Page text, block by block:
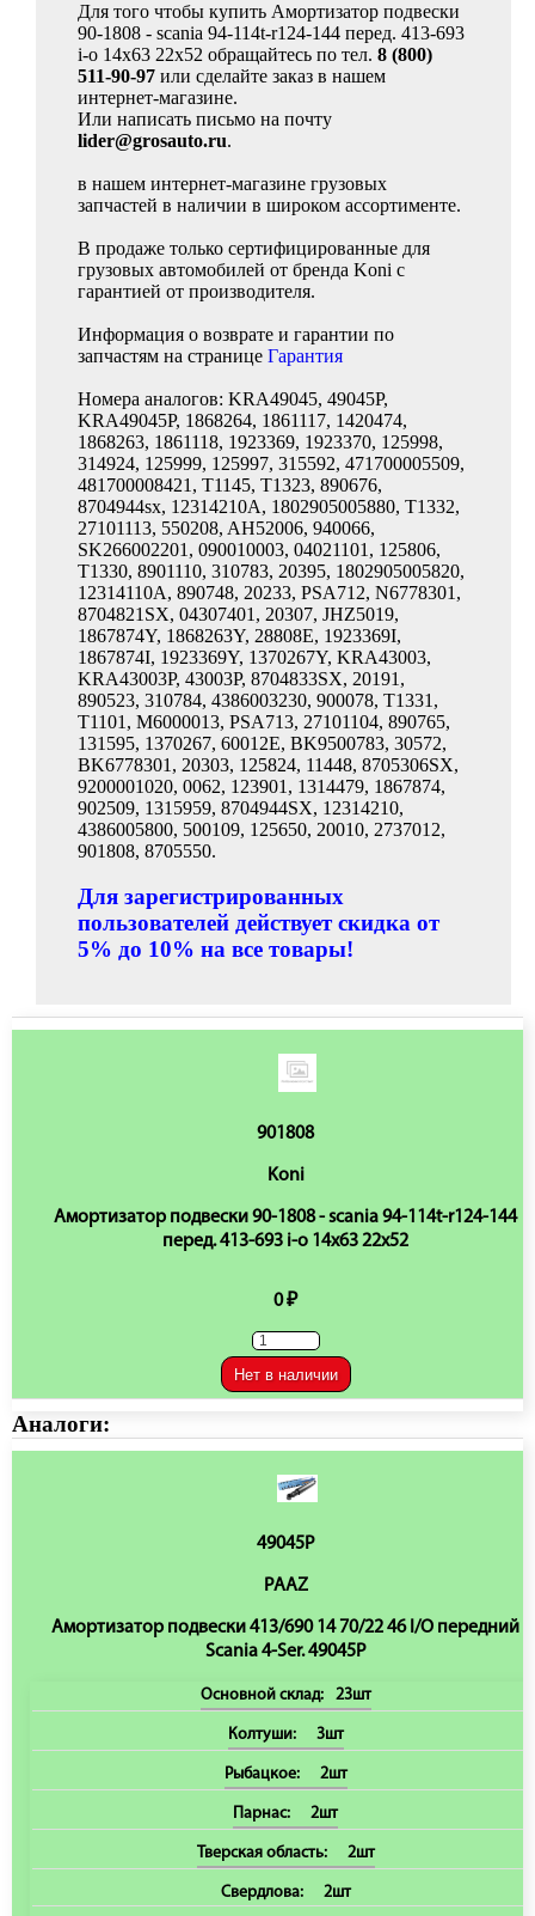
Для того чтобы купить Амортизатор подвески
90-1808 - scania 94-114t-r124-144 перед. 413-693
i-o 14x63 22x52 обращайтесь по тел. 8 (800)
511-90-97 или сделайте заказ в нашем
интернет-магазине.
Или написать письмо на почту
lider@grosauto.ru.
в нашем интернет-магазине грузовых
запчастей в наличии в широком ассортименте.
В продаже только сертифицированные для
грузовых автомобилей от бренда Koni с
гарантией от производителя.
Информация о возврате и гарантии по
запчастям на странице Гарантия
Номера аналогов: KRA49045, 49045P,
KRA49045P, 1868264, 1861117, 1420474,
1868263, 1861118, 1923369, 1923370, 125998,
314924, 125999, 125997, 315592, 471700005509,
481700008421, T1145, T1323, 890676,
8704944sx, 12314210A, 1802905005880, T1332,
27101113, 550208, AH52006, 940066,
SK266002201, 090010003, 04021101, 125806,
T1330, 8901110, 310783, 20395, 1802905005820,
12314110A, 890748, 20233, PSA712, N6778301,
8704821SX, 04307401, 20307, JHZ5019,
1867874Y, 1868263Y, 28808E, 1923369I,
1867874I, 1923369Y, 1370267Y, KRA43003,
KRA43003P, 43003P, 8704833SX, 20191,
890523, 310784, 4386003230, 900078, T1331,
T1101, M6000013, PSA713, 27101104, 890765,
131595, 1370267, 60012E, BK9500783, 30572,
BK6778301, 20303, 125824, 11448, 8705306SX,
9200001020, 0062, 123901, 1314479, 1867874,
902509, 1315959, 8704944SX, 12314210,
4386005800, 500109, 125650, 20010, 2737012,
901808, 8705550.
Для зарегистрированных
пользователей действует скидка от
5% до 10% на все товары!
901808
Koni
Амортизатор подвески 90-1808 - scania 94-114t-r124-144
перед. 413-693 i-o 14x63 22x52
0 ₽
Нет в наличии
Аналоги:
49045P
PAAZ
Амортизатор подвески 413/690 14 70/22 46 I/O передний
Scania 4-Ser. 49045P
Основной склад: 23шт
Колтуши: 3шт
Рыбацкое: 2шт
Парнас: 2шт
Тверская область: 2шт
Свердлова: 2шт